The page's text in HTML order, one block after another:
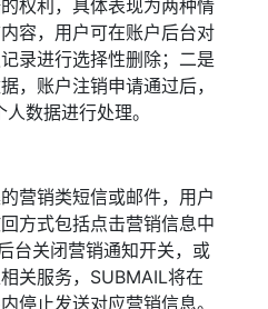
权利，具体表现为两种情
容，用户可在账户后台对
录进行选择性删除；二是
，账户注销申请通过后，
数据进行处理。
营销类短信或邮件，用户
方式包括点击营销信息中
台关闭营销通知开关，或
关服务，SUBMAIL将在
停止发送对应营销信息。